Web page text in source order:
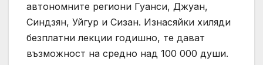
автономните региони Гуанси, Джуан,
Синдзян, Уйгур и Сизан. Изнасяйки хиляди
безплатни лекции годишно, те дават
възможност на средно над 100 000 души.